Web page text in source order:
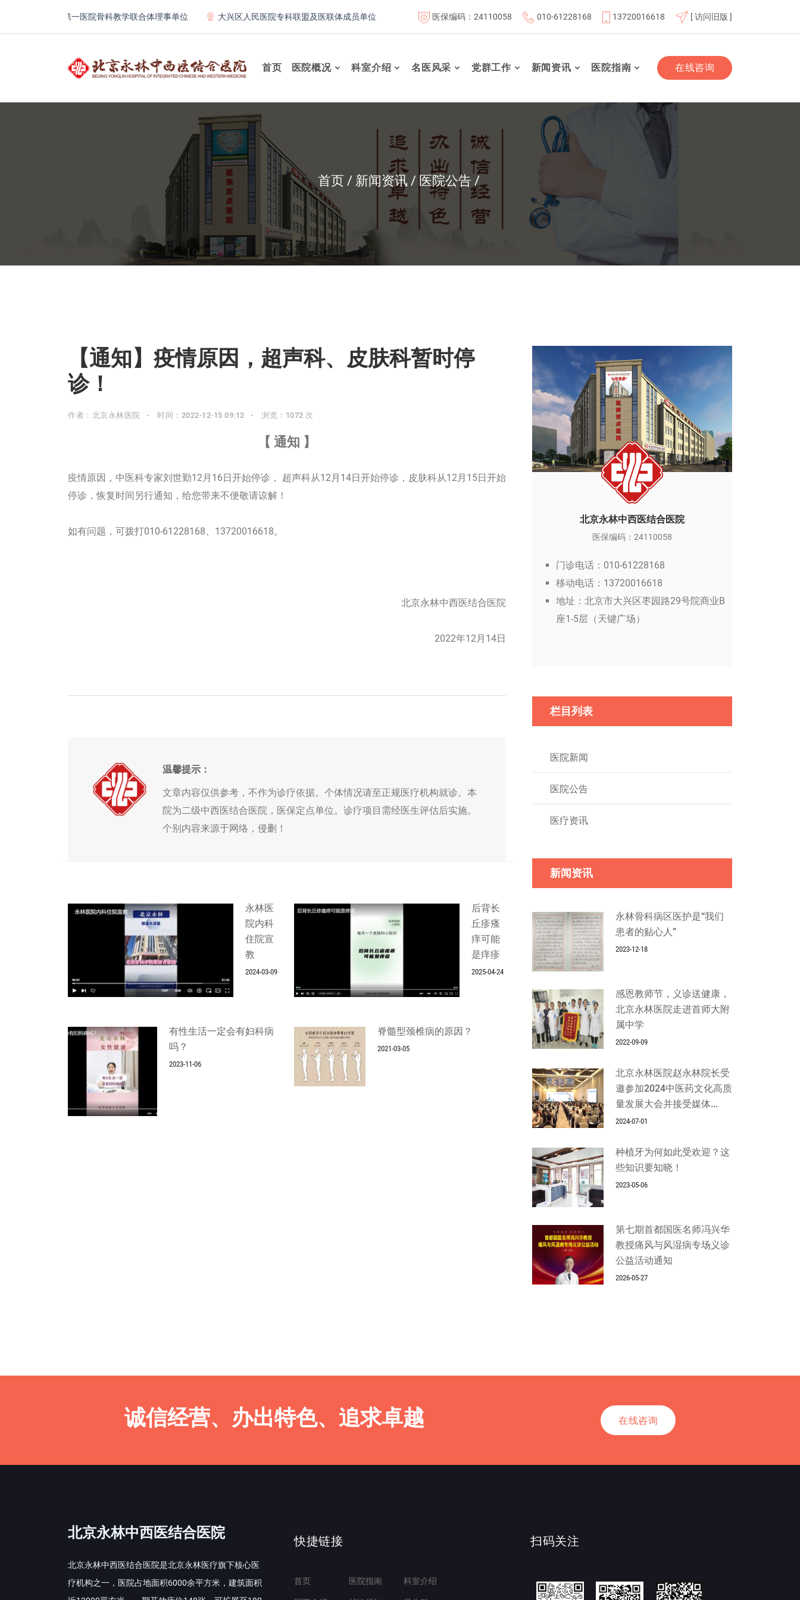
北京大学第一医院骨科教学联合体理事单位 大兴区人民医院专科联盟及医联体成员单位 首都医科大学附属北京康复医院联体成员单位 北京航天总医院联体成员单位 北京市老年友善医疗
医保编码：24110058 010-61228168 13720016618 [ 访问旧版 ]
首页 医院概况 科室介绍 名医风采 党群工作 新闻资讯 医院指南 在线咨询
首页 新闻资讯 医院公告
【通知】疫情原因，超声科、皮肤科暂时停
诊！
作者：北京永林医院 时间：2022-12-15 09:12 浏览：1072 次
【 通知 】
疫情原因，中医科专家刘世勤12月16日开始停诊， 超声科从12月14日开始停诊，皮肤科从12月15日开始
停诊，恢复时间另行通知，给您带来不便敬请谅解！
如有问题，可拨打010-61228168、13720016618。
北京永林中西医结合医院
2022年12月14日
温馨提示：
文章内容仅供参考，不作为诊疗依据。个体情况请至正规医疗机构就诊。本
院为二级中西医结合医院，医保定点单位。诊疗项目需经医生评估后实施。
个别内容来源于网络，侵删！
永林医
院内科
住院宣
教
2024-03-09
后背长
丘疹瘙
痒可能
是痒疹
2025-04-24
有性生活一定会有妇科病
吗？
2023-11-06
脊髓型颈椎病的原因？
2021-03-05
北京永林中西医结合医院
医保编码：24110058
门诊电话：010-61228168
移动电话：13720016618
地址：北京市大兴区枣园路29号院商业B
座1-5层（天键广场）
栏目列表
医院新闻
医院公告
医疗资讯
新闻资讯
永林骨科病区医护是“我们
患者的贴心人”
2023-12-18
感恩教师节，义诊送健康，
北京永林医院走进首师大附
属中学
2022-09-09
北京永林医院赵永林院长受
邀参加2024中医药文化高质
量发展大会并接受媒体...
2024-07-01
种植牙为何如此受欢迎？这
些知识要知晓！
2023-05-06
第七期首都国医名师冯兴华
教授痛风与风湿病专场义诊
公益活动通知
2026-05-27
诚信经营、办出特色、追求卓越 在线咨询
北京永林中西医结合医院
北京永林中西医结合医院是北京永林医疗旗下核心医
疗机构之一，医院占地面积6000余平方米，建筑面积
快捷链接
首页 医院指南 科室介绍
扫码关注